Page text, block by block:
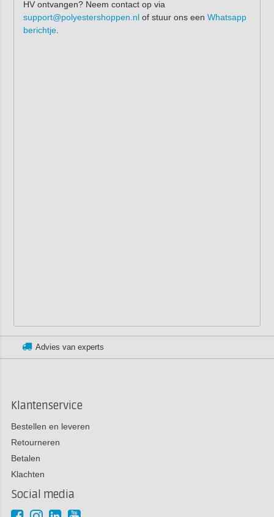
HV ontvangen? Neem contact op via
support@polyestershoppen.nlof stuur ons een Whatsapp
berichtje.
Klantenservice
Bestellen en leveren
Retourneren
Betalen
Klachten
Social media